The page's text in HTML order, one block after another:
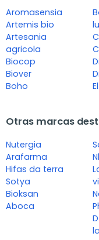
Aromasensia
Artemis bio
Artesania
agricola
Biocop
Biover
Boho
Otras marcas
Nutergia
Arafarma
Hifas da terra
Sotya
Bioksan
Aboca